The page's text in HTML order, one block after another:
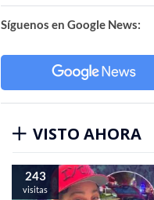
Síguenos en Google News:
VISTO AHORA
243
visitas